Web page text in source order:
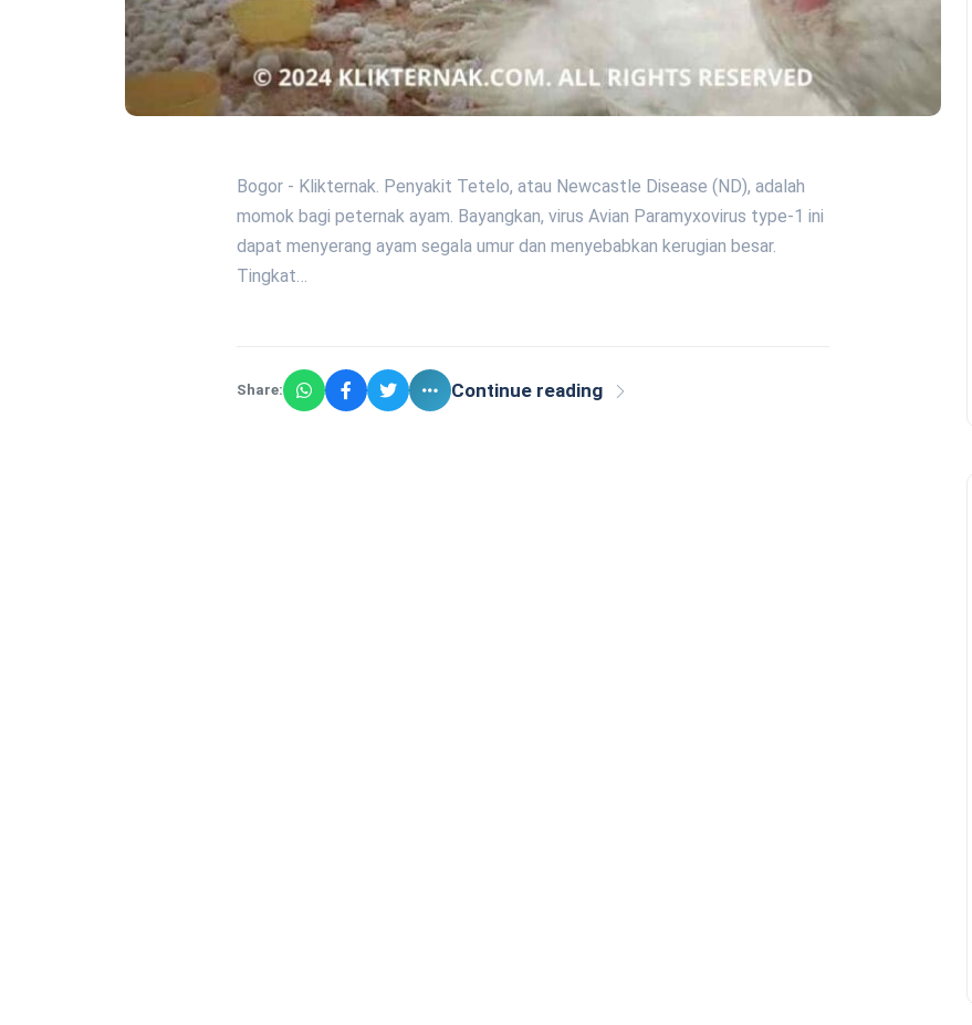
Bogor - Klikternak. Penyakit Tetelo, atau Newcastle Disease (ND), adalah
momok bagi peternak ayam. Bayangkan, virus Avian Paramyxovirus type-1 ini
dapat menyerang ayam segala umur dan menyebabkan kerugian besar.
Tingkat…
Share: Continue reading